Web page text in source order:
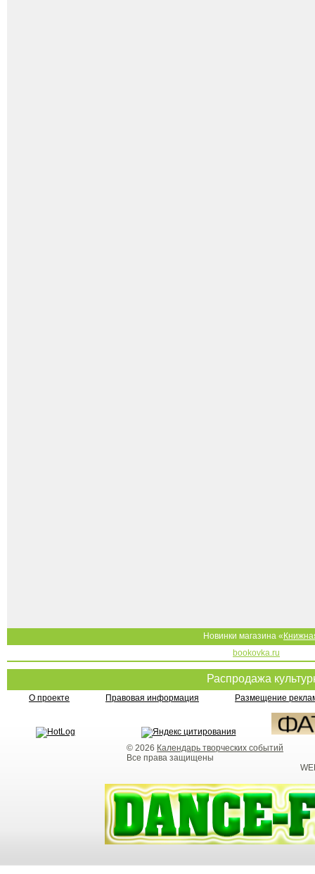
Новинки магазина «
bookovka.ru
Распродажа
О проекте Правовая информация Размещение
© 2026 Календарь творческих событий
Все права защищены